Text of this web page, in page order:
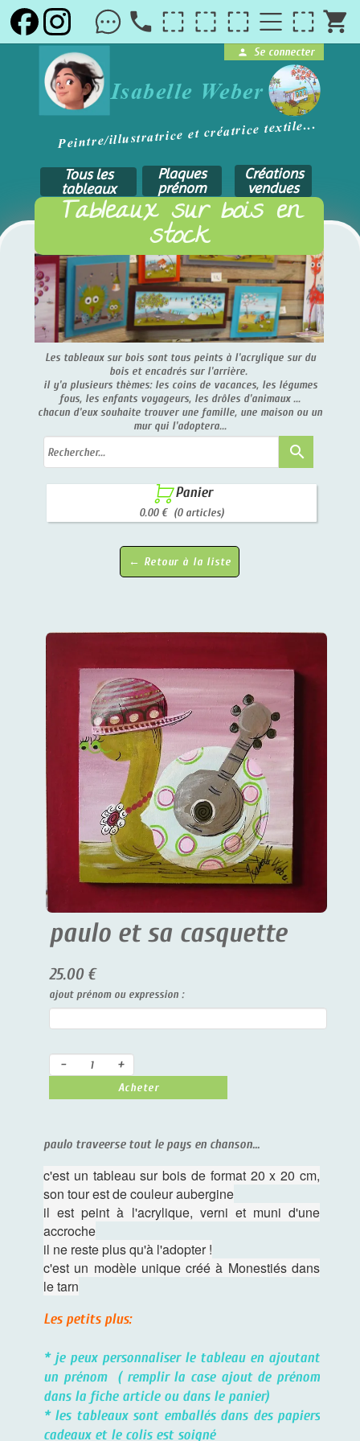
brightness_1
person Se connecter
Peintre/illustratrice et créatrice textile...
Isabelle Weber
Les tableaux sur bois sont tous peints à l'acrylique sur du
bois et encadrés sur l'arrière.
il y'a plusieurs thèmes: les coins de vacances, les légumes
fous, les enfants voyageurs, les drôles d'animaux ...
chacun d'eux souhaite trouver une famille, une maison ou un
mur qui l'adoptera...
Tous les
tableaux
Plaques
prénom
Créations
vendues
Tableaux sur bois en
stock
search
 Panier
0.00 € (0 articles)
← Retour à la liste
paulo et sa casquette
25.00 €
ajout prénom ou expression :
- +
Acheter
paulo traveerse tout le pays en chanson...
c'est un tableau sur bois de format 20 x 20 cm,
son tour est de couleur aubergine
il est peint à l'acrylique, verni et muni d'une
accroche
il ne reste plus qu'à l'adopter !
c'est un modèle unique créé à Monestiés dans
le tarn
Les petits plus:
* je peux personnaliser le tableau en ajoutant
un prénom ( remplir la case ajout de prénom
dans la fiche article ou dans le panier)
* les tableaux sont emballés dans des papiers
cadeaux et le colis est soigné
local_phone shopping_cart